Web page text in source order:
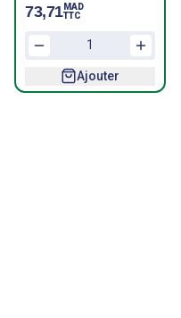
73,71 MAD
TTC
Ajouter